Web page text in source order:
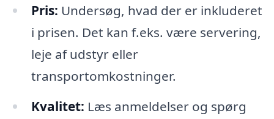
Pris: Undersøg, hvad der er inkluderet
i prisen. Det kan f.eks. være servering,
leje af udstyr eller
transportomkostninger.
Kvalitet: Læs anmeldelser og spørg